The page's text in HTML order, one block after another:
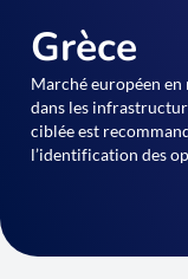
Grèce
Marché européen
dans les
ciblée est
l’identification des